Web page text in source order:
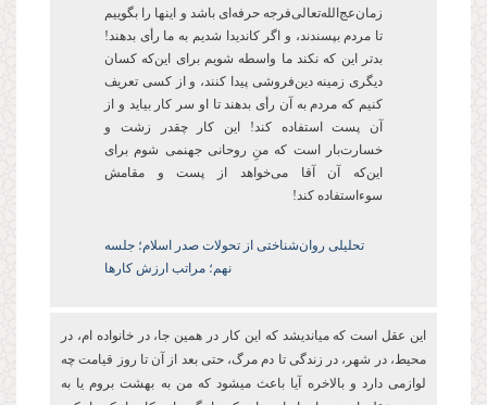
زمان‌عج‌الله‌تعالی‌فرجه حرفه‌ای باشد و این­ها را بگوییم
تا مردم بپسندند، و اگر کاندیدا شدیم به ما رأی بدهند!
بدتر این که نکند ما واسطه شویم برای این‌که کسان
دیگری زمینه دین‌فروشی پیدا کنند، و از کسی تعریف
کنیم که مردم به آن رأی ‌بدهند تا او سر کار بیاید و از
آن پست‌ استفاده کند! این کار چقدر زشت و
خسارتبار است که منِ روحانی جهنمی شوم برای
اینکه آن آقا می‌خواهد از پست و مقامش
سوءاستفاده کند!
تحلیلی روان‌شناختی از تحولات صدر اسلام؛ جلسه
نهم؛ مراتب ارزش کارها
این عقل است که میاندیشد که این کار در همین جا، در خانواده ام، در
محیط، در شهر، در زندگی تا دم مرگ، حتی بعد از آن تا روز قیامت چه
لوازمی دارد و بالاخره آیا باعث میشود که من به بهشت بروم یا به